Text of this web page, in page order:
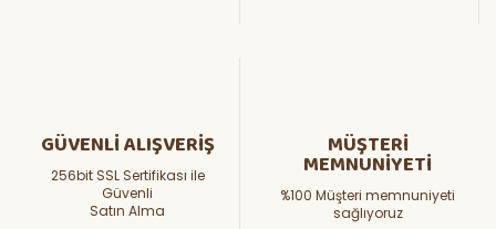
GÜVENLİ ALIŞVERİŞ
256bit SSL Sertifikası ile
Güvenli
Satın Alma
MÜŞTERİ
MEMNUNİYETİ
%100 Müşteri memnuniyeti
sağlıyoruz